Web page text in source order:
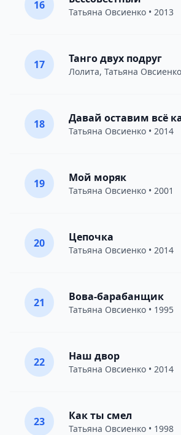
16
Татьяна Овсиенко • 2013
17 Танго двух подруг
Лолита, Татьяна Овсиенко
18 Давай оставим всё
Татьяна Овсиенко • 2014
19 Мой моряк
Татьяна Овсиенко • 2001
20 Цепочка
Татьяна Овсиенко • 2014
21 Вова-барабанщик
Татьяна Овсиенко • 1995
22 Наш двор
Татьяна Овсиенко • 2014
23 Как ты смел
Татьяна Овсиенко • 1998